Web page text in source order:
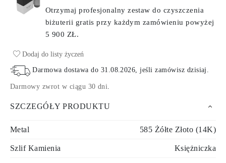
Otrzymaj profesjonalny zestaw do czyszczenia
biżuterii gratis przy każdym zamówieniupowyżej
5 900 ZŁ.
Dodaj do listy życzeń
Darmowa dostawa do 31.08.2026 , jeśli zamówisz dzisiaj
Darmowy zwrot w ciągu 30 dni
SZCZEGÓŁY PRODUKTU
Metal 585 Żółte Złoto (14K)
Szlif Kamienia Księżniczka